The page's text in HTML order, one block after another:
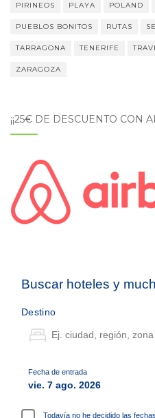
PIRINEOS PLAYA POLAND
PUEBLOS BONITOS RUTAS
TARRAGONA TENERIFE
ZARAGOZA
¡¡25€ DE DESCUENTO CON
Buscar hoteles y
Destino
Fecha de entrada
vie. 7 ago. 2026
Todavía no he decidido las fechas